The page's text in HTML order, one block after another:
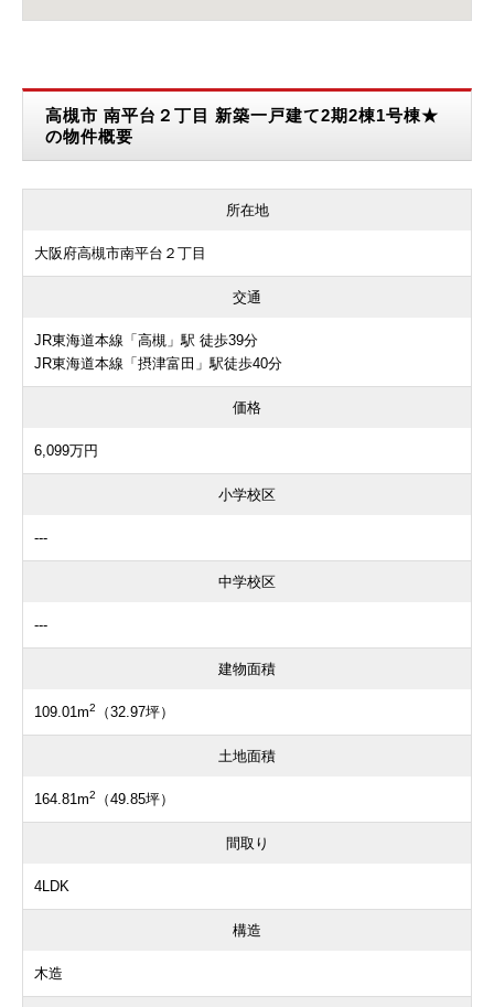
高槻市 南平台２丁目 新築一戸建て2期2棟1号棟★
の物件概要
所在地
大阪府高槻市南平台２丁目
交通
JR東海道本線「高槻」駅 徒歩39分
JR東海道本線「摂津富田」駅徒歩40分
価格
6,099万円
小学校区
---
中学校区
---
建物面積
109.01m2 （32.97坪）
土地面積
164.81m2 （49.85坪）
間取り
4LDK
構造
木造